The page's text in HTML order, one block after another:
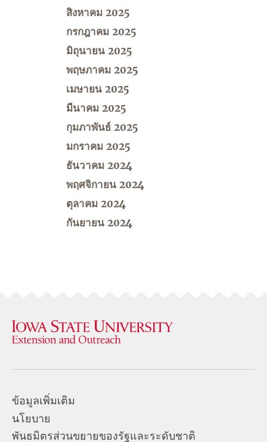
สิงหาคม 2025
กรกฎาคม 2025
มิถุนายน 2025
พฤษภาคม 2025
เมษายน 2025
มีนาคม 2025
กุมภาพันธ์ 2025
มกราคม 2025
ธันวาคม 2024
พฤศจิกายน 2024
ตุลาคม 2024
กันยายน 2024
ข้อมูลเพิ่มเติม
นโยบาย
พันธมิตรส่วนขยายของรัฐและระดับชาติ